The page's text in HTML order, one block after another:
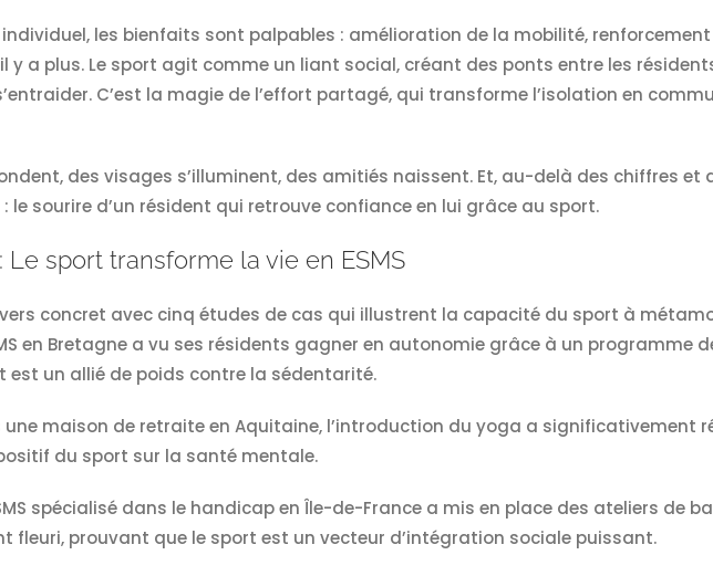
individuel, les bienfaits sont palpables : amélioration de la mobilité,
y a plus. Le sport agit comme un liant social, créant des ponts entre les
C’est la magie de l’effort partagé, qui transforme l’isolation en
des visages s’illuminent, des amitiés naissent. Et, au-delà des chiffres et
le sourire d’un résident qui retrouve confiance en lui grâce au sport.
Le sport transforme la vie en ESMS
concret avec cinq études de cas qui illustrent la capacité du sport à
en Bretagne a vu ses résidents gagner en autonomie grâce à un programme
est un allié de poids contre la sédentarité.
une maison de retraite en Aquitaine, l’introduction du yoga a significativement
du sport sur la santé mentale.
spécialisé dans le handicap en Île-de-France a mis en place des ateliers de
fleuri, prouvant que le sport est un vecteur d’intégration sociale puissant.